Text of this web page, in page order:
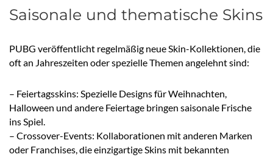
Saisonale und thematische Skins
PUBG veröffentlicht regelmäßig neue Skin-Kollektionen, die
oft an Jahreszeiten oder spezielle Themen angelehnt sind:
– Feiertagsskins: Spezielle Designs für Weihnachten,
Halloween und andere Feiertage bringen saisonale Frische
ins Spiel.
– Crossover-Events: Kollaborationen mit anderen Marken
oder Franchises, die einzigartige Skins mit bekannten